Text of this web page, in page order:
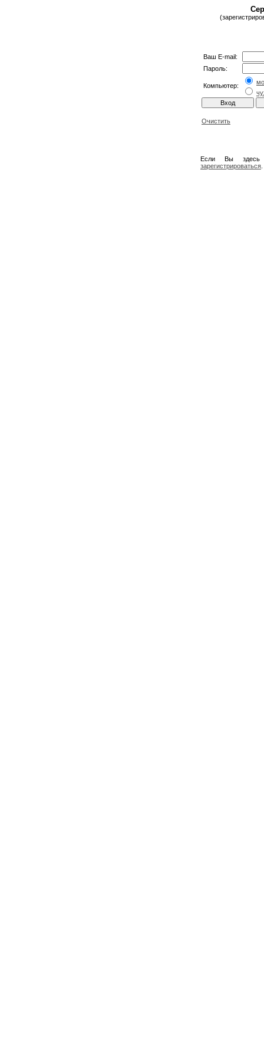
Ваш E-mail:
Пароль:
Компьютер:
Очистить
Если Вы
зарегистрироваться